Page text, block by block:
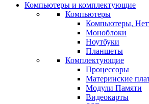
Компьютеры и комплектующие
Компьютеры
Компьютеры,
Моноблоки
Ноутбуки
Планшеты
Комплектующие
Процессоры
Материнские
Модули Памяти
Видеокарты